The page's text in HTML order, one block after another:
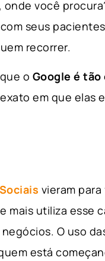
você
seus
recorrer.
o Google é
em que elas
vieram
mais utiliza esse
negócios. O uso
está